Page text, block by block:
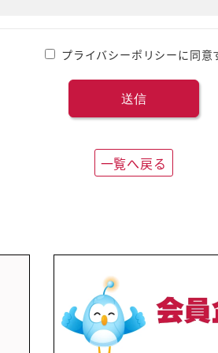
プライバシーポリシーに同意
一覧へ戻る